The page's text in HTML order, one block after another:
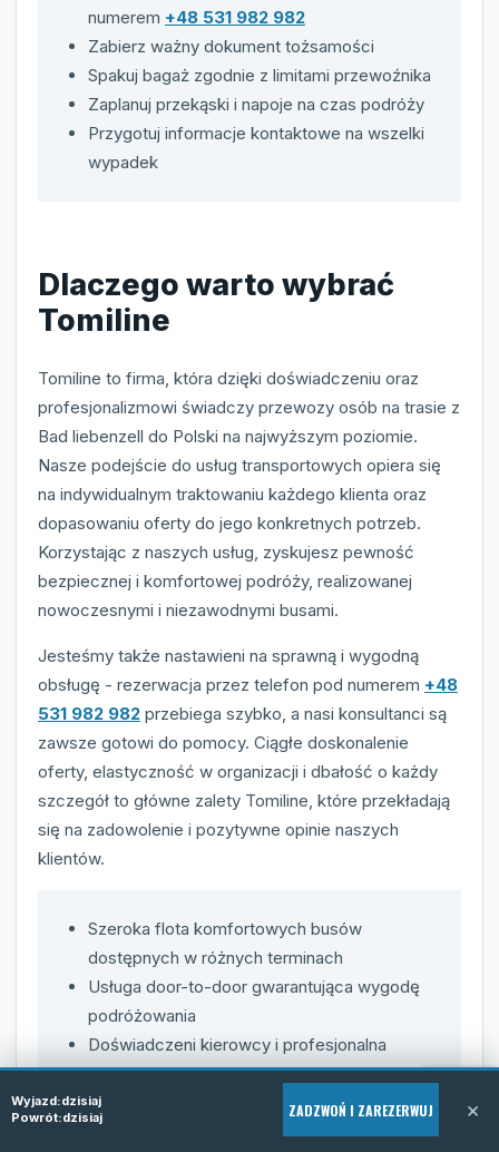
numerem +48 531 982 982
Zabierz ważny dokument tożsamości
Spakuj bagaż zgodnie z limitami przewoźnika
Zaplanuj przekąski i napoje na czas podróży
Przygotuj informacje kontaktowe na wszelki
wypadek
Dlaczego warto wybrać
Tomiline
Tomiline to firma, która dzięki doświadczeniu oraz
profesjonalizmowi świadczy przewozy osób na trasie z
Bad liebenzell do Polski na najwyższym poziomie.
Nasze podejście do usług transportowych opiera się
na indywidualnym traktowaniu każdego klienta oraz
dopasowaniu oferty do jego konkretnych potrzeb.
Korzystając z naszych usług, zyskujesz pewność
bezpiecznej i komfortowej podróży, realizowanej
nowoczesnymi i niezawodnymi busami.
Jesteśmy także nastawieni na sprawną i wygodną
obsługę - rezerwacja przez telefon pod numerem +48
531 982 982 przebiega szybko, a nasi konsultanci są
zawsze gotowi do pomocy. Ciągłe doskonalenie
oferty, elastyczność w organizacji i dbałość o każdy
szczegół to główne zalety Tomiline, które przekładają
się na zadowolenie i pozytywne opinie naszych
klientów.
Szeroka flota komfortowych busów
dostępnych w różnych terminach
Usługa door-to-door gwarantująca wygodę
podróżowania
Doświadczeni kierowcy i profesjonalna
obsługa klienta
Konkurencyjne ceny dopasowane do
indywidualnych potrzeb
Wyjazd:dzisiaj
Powrót:dzisiaj ZADZWOŃ I ZAREZERWUJ ×